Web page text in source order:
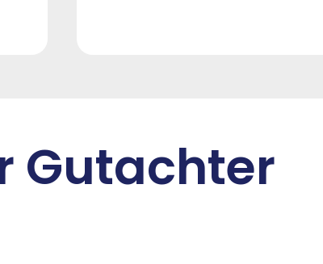
Gutachter